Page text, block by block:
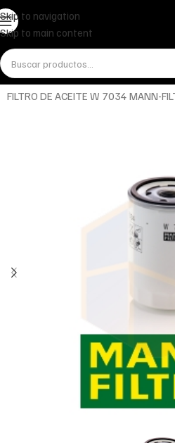
Skip to navigation
Skip to main content
InicioMiscelánea - otrosOtros
FILTRO DE ACEITE W 7034 MANN-